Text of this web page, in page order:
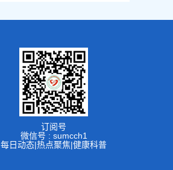
订阅号
微信号 : sumcch1
每日动态|热点聚焦|健康科普